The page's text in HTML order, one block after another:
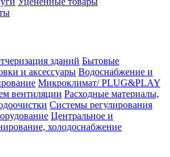
зданий Бытовые
и аксессуары Водоснабжение и
Микроклимат/ PLUG&PLAY
вентиляции Расходные материалы,
Системы регулирования
Центральное и
холодоснабжение